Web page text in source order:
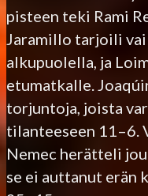
pisteen teki Rami
Jaramillo tarjoili
alkupuolella, ja
etumatkalle.
torjuntoja, joista
tilanteeseen 11–6.
Nemec herätteli
se ei auttanut erän